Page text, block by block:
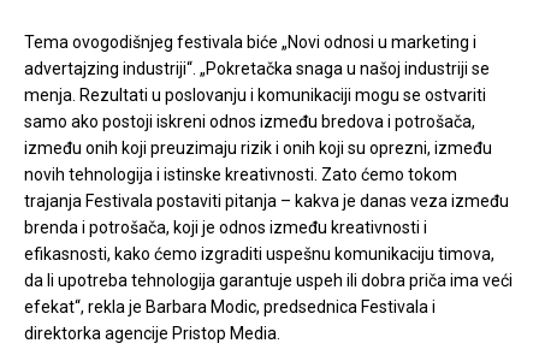
Tema ovogodišnjeg festivala biće „Novi odnosi u marketing i
advertajzing industriji“. „Pokretačka snaga u našoj industriji se
menja. Rezultati u poslovanju i komunikaciji mogu se ostvariti
samo ako postoji iskreni odnos između bredova i potrošača,
između onih koji preuzimaju rizik i onih koji su oprezni, između
novih tehnologija i istinske kreativnosti. Zato ćemo tokom
trajanja Festivala postaviti pitanja – kakva je danas veza između
brenda i potrošača, koji je odnos između kreativnosti i
efikasnosti, kako ćemo izgraditi uspešnu komunikaciju timova,
da li upotreba tehnologija garantuje uspeh ili dobra priča ima veći
efekat“, rekla je Barbara Modic, predsednica Festivala i
direktorka agencije Pristop Media.